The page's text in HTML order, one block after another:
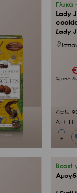
μου
μου
+
Κωδ.
ΔΕΣ
Γλυκά
Lady
Lady
€
Άμεσα
Boost